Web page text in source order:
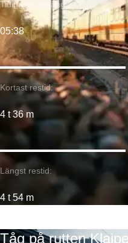
Kortast restid:
4 t 36 m
Tidigaste avgång:
05:38
Längst restid:
4 t 54 m
Tåg på rutten